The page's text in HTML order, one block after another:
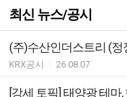
최신 뉴스/공시
(주)수산인더스트리 (
KRX공시 26.08.07